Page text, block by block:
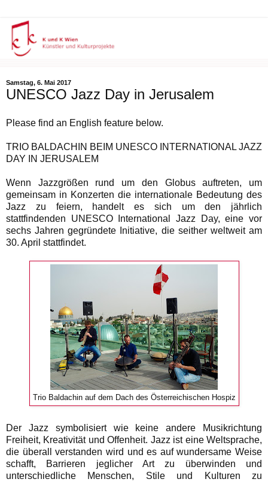
Samstag, 6. Mai 2017
UNESCO Jazz Day in Jerusalem
Please find an English feature below.
TRIO BALDACHIN BEIM UNESCO INTERNATIONAL JAZZ
DAY IN JERUSALEM
Wenn Jazzgrößen rund um den Globus auftreten, um
gemeinsam in Konzerten die internationale Bedeutung des
Jazz zu feiern, handelt es sich um den jährlich
stattfindenden UNESCO International Jazz Day, eine vor
sechs Jahren gegründete Initiative, die seither weltweit am
30. April stattfindet.
Trio Baldachin auf dem Dach des Österreichischen Hospiz
Der Jazz symbolisiert wie keine andere Musikrichtung
Freiheit, Kreativität und Offenheit. Jazz ist eine Weltsprache,
die überall verstanden wird und es auf wundersame Weise
schafft, Barrieren jeglicher Art zu überwinden und
unterschiedliche Menschen, Stile und Kulturen zu